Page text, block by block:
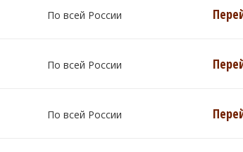
По всей России
По всей России
По всей России